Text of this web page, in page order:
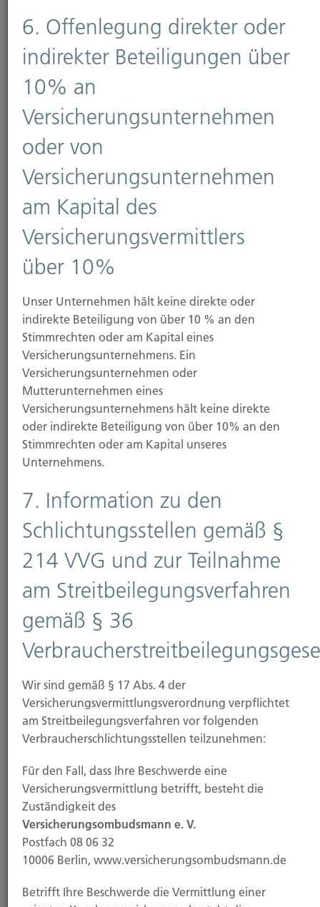
Körperschaft des öffentlichen Rechts
Bahnhofstraße 18, 58095 Hagen
Postfach 4265 und 4267, 58085 Hagen
Telefon: 02331 390-0
E-Mail: sihk@hagen.ihk.de
IHK Hagendorf Ernst-Schneider-Platz 1 40212
Düsseldorf
Telefon: 0211-35570
E-Mail: ihkdus@duesseldorf.ihk.de
5. Information über die
Vergütung
Als Versicherungsmakler bieten wir eine Beratung
an. Die Vergütung – Courtage genannt – für unsere
Beratungs-, Vermittlungs- und Betreuungstätigkeit
trägt gewohnheitsrechtlich das
Versicherungsunternehmen. Die Courtage ist
Bestandteil der Versicherungsprämie. Hiervon
Abweichendes muss ausdrücklich zwischen uns und
dem Auftraggeber vereinbart werden.
Insbesondere bei der Vermittlung von sogenannten
Vergütungsabrede vereinbart, die den Mandanten
zur Zahlung der Vergütung verpflichtet.
Nettoprodukte sind Produkte bei denen die
Vermittlungsvergütung nicht in der
Versicherungsprämie enthalten ist.
Der Mandant schuldet dem Makler für dessen
Dienste keine Zahlungen, soweit nichts anderes
6. Offenlegung direkter oder
indirekter Beteiligungen über
10% an
Versicherungsunternehmen
oder von
Versicherungsunternehmen
am Kapital des
6. Offenlegung direkter oder
indirekter Beteiligungen über
10% an
Versicherungsunternehmen
oder von
Versicherungsunternehmen
am Kapital des
Versicherungsvermittlers
über 10%
Unser Unternehmen hält keine direkte oder
indirekte Beteiligung von über 10 % an den
Stimmrechten oder am Kapital eines
Versicherungsunternehmens. Ein
Versicherungsunternehmen oder
Mutterunternehmen eines
Versicherungsunternehmens hält keine direkte
oder indirekte Beteiligung von über 10% an den
Stimmrechten oder am Kapital unseres
Unternehmens.
7. Information zu den
Schlichtungsstellen gemäß §
214 VVG und zur Teilnahme
am Streitbeilegungsverfahren
gemäß § 36
Wir sind gemäß § 17 Abs. 4 der
Versicherungsvermittlungsverordnung verpflichtet
am Streitbeilegungsverfahren vor folgenden
Verbraucherschlichtungsstellen teilzunehmen:
Für den Fall, dass Ihre Beschwerde eine
Versicherungsvermittlung betrifft, besteht die
Zuständigkeit des
Versicherungsombudsmann e. V.
Postfach 08 06 32
10006 Berlin, www.versicherungsombudsmann.de
Betrifft Ihre Beschwerde die Vermittlung einer